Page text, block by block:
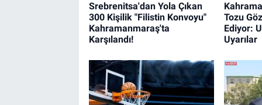
Srebrenitsa'dan Yola Çıkan
300 Kişilik "Filistin Konvoyu"
Kahramanmaraş'ta
Karşılandı!
Tozu
Ediyor:
Uyarılar